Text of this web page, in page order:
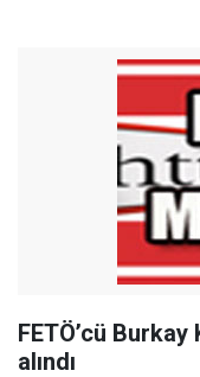
FETÖ’cü Burkay
alındı